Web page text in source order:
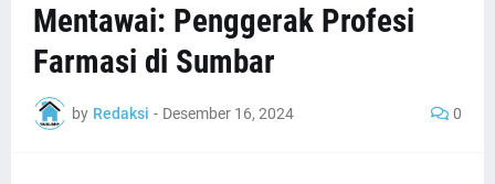
Mentawai: Penggerak Profesi
Farmasi di Sumbar
by Redaksi - Desember 16, 2024 0